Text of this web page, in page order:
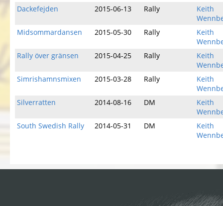
Dackefejden
2015-06-13 Rally
Keith
Midsommardansen
2015-05-30 Rally
Keith
Rally över gränsen
2015-04-25 Rally
Keith
Simrishamnsmixen
2015-03-28 Rally
Keith
Silverratten
2014-08-16 DM
Keith
South Swedish Rally
2014-05-31 DM
Keith